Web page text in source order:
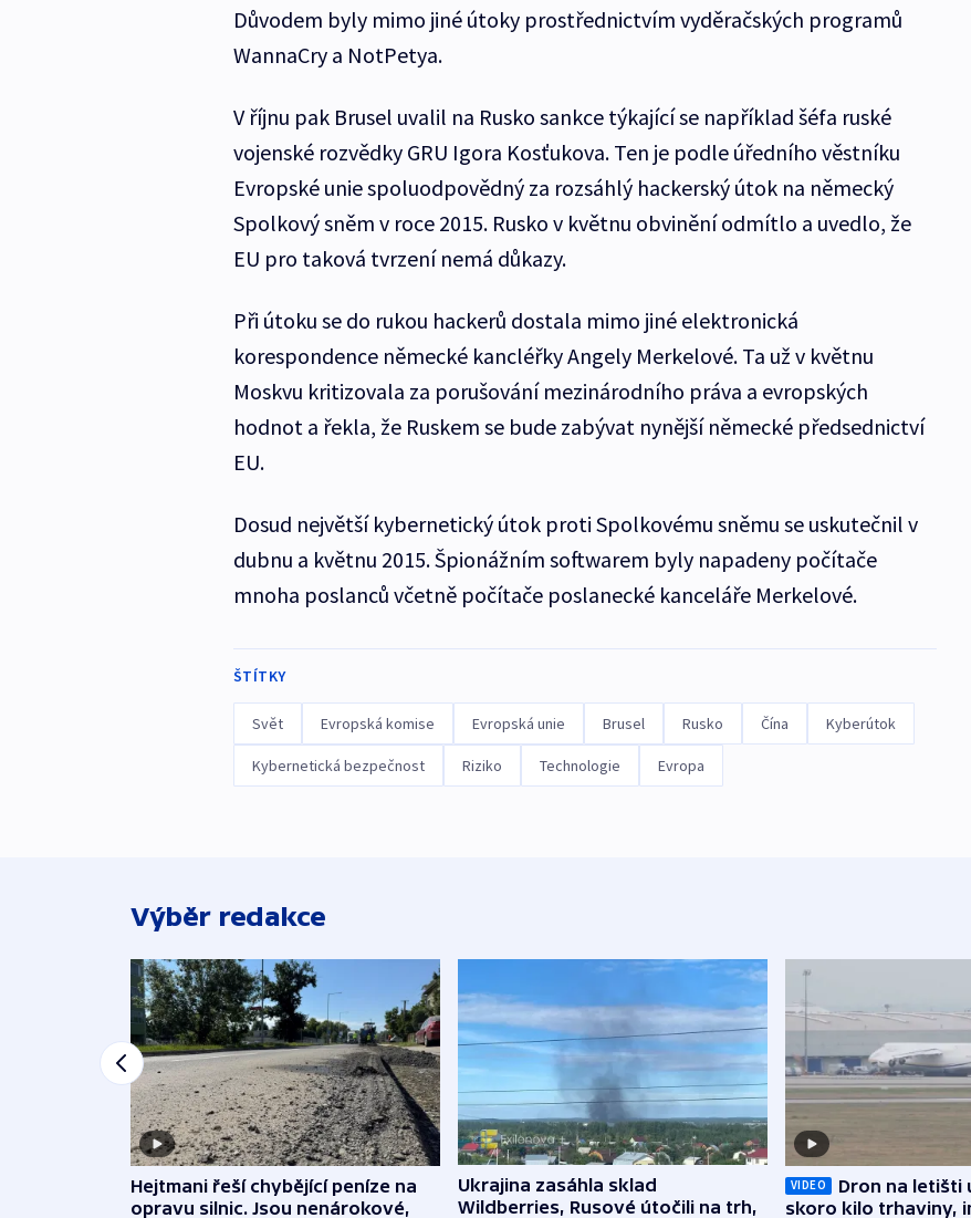
Důvodem byly mimo jiné útoky prostřednictvím vyděračských programů
WannaCry a NotPetya.
V říjnu pak Brusel uvalil na Rusko sankce týkající se například šéfa ruské
vojenské rozvědky GRU Igora Kosťukova. Ten je podle úředního věstníku
Evropské unie spoluodpovědný za rozsáhlý hackerský útok na německý
Spolkový sněm v roce 2015. Rusko v květnu obvinění odmítlo a uvedlo, že
EU pro taková tvrzení nemá důkazy.
Při útoku se do rukou hackerů dostala mimo jiné elektronická
korespondence německé kancléřky Angely Merkelové. Ta už v květnu
Moskvu kritizovala za porušování mezinárodního práva a evropských
hodnot a řekla, že Ruskem se bude zabývat nynější německé předsednictví
EU.
Dosud největší kybernetický útok proti Spolkovému sněmu se uskutečnil v
dubnu a květnu 2015. Špionážním softwarem byly napadeny počítače
mnoha poslanců včetně počítače poslanecké kanceláře Merkelové.
ŠTÍTKY
Svět Evropská komise Evropská unie Brusel Rusko Čína Kyberútok
Kybernetická bezpečnost Riziko Technologie Evropa
Výběr redakce
Hejtmani řeší chybějící peníze na
opravu silnic. Jsou nenárokové,
Ukrajina zasáhla sklad
Wildberries, Rusové útočili na trh,
VIDEO
Dron na letišti
skoro kilo trhaviny,